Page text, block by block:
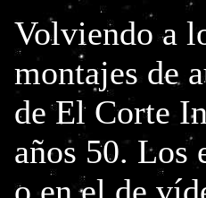
Volviendo a
montajes de
de El Corte
años 50. Los